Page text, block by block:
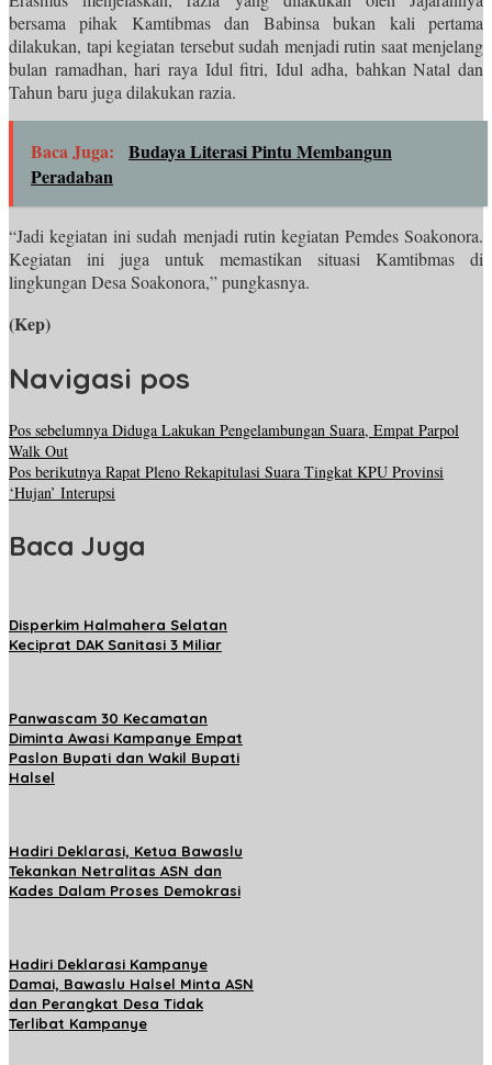
bersama pihak Kamtibmas dan Babinsa bukan kali pertama
dilakukan, tapi kegiatan tersebut sudah menjadi rutin saat menjelang
bulan ramadhan, hari raya Idul fitri, Idul adha, bahkan Natal dan
Tahun baru juga dilakukan razia.
Baca Juga:
Budaya Literasi Pintu Membangun
Peradaban
“Jadi kegiatan ini sudah menjadi rutin kegiatan Pemdes Soakonora.
Kegiatan ini juga untuk memastikan situasi Kamtibmas di
lingkungan Desa Soakonora,” pungkasnya.
(Kep)
Navigasi pos
Pos sebelumnya Diduga Lakukan Pengelambungan Suara, Empat Parpol
Walk Out
Pos berikutnya Rapat Pleno Rekapitulasi Suara Tingkat KPU Provinsi
‘Hujan’ Interupsi
Baca Juga
Disperkim Halmahera Selatan
Keciprat DAK Sanitasi 3 Miliar
Panwascam 30 Kecamatan
Diminta Awasi Kampanye Empat
Paslon Bupati dan Wakil Bupati
Halsel
Hadiri Deklarasi, Ketua Bawaslu
Tekankan Netralitas ASN dan
Kades Dalam Proses Demokrasi
Hadiri Deklarasi Kampanye
Damai, Bawaslu Halsel Minta ASN
dan Perangkat Desa Tidak
Terlibat Kampanye